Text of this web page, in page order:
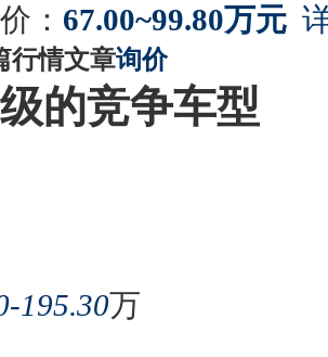
： 67.00~99.80万元
行情文章询价
的竞争车型
195.30万